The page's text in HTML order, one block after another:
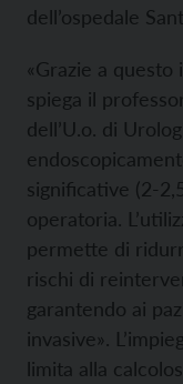
dell’ospedale
«Grazie a
spiega il
dell’U.o. di
significative (2-
operatoria.
permette di
rischi di
garantendo ai
invasive».
limita alla